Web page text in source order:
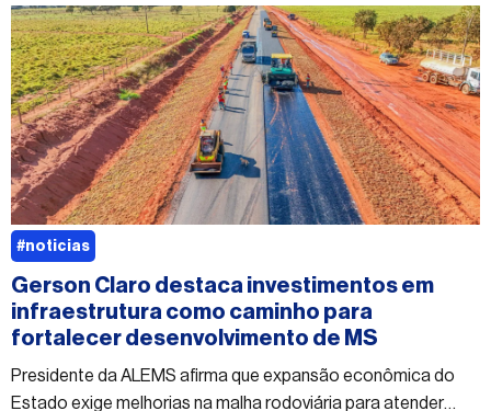
Gerson Claro destaca investimentos em
infraestrutura como caminho para
fortalecer desenvolvimento de MS
Presidente da ALEMS afirma que expansão econômica do
Estado exige melhorias na malha rodoviária para atender
#noticias